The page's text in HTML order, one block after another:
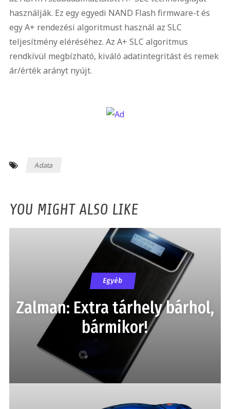
használják. Ez egy egyedi NAND Flash firmware-t és
egy A+ rendezési algoritmust használ az SLC
teljesítmény eléréséhez. Az A+ SLC algoritmus
rendkívül megbízható, kiváló adatintegritást és remek
ár/érték arányt nyújt.
Adata
YOU MIGHT ALSO LIKE
Egyéb
Zalman: Extra tárhely bárhol,
bármikor!